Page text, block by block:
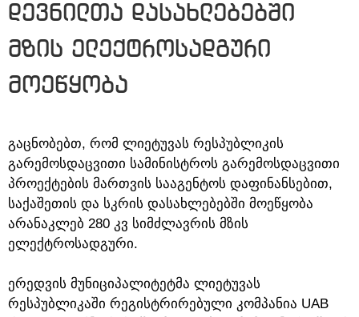
დევნილთა დასახლებებში
მზის ელექტროსადგური
მოეწყობა
გაცნობებთ, რომ ლიეტუვას რესპუბლიკის
გარემოსდაცვითი სამინისტროს გარემოსდაცვითი
პროექტების მართვის სააგენტოს დაფინანსებით,
საქაშეთის და სკრის დასახლებებში მოეწყობა
არანაკლებ 280 კვ სიმძლავრის მზის
ელექტროსადგური.
ერედვის მუნიციპალიტეტმა ლიეტუვას
რესპუბლიკაში რეგისტრირებული კომპანია UAB